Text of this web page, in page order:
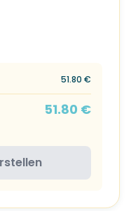
51.80 €
51.80 €